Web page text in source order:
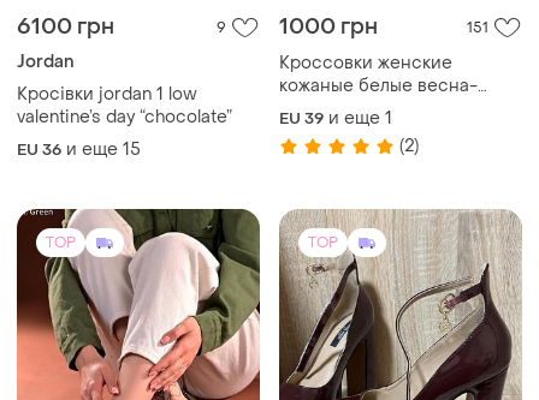
6100 грн 9
Jordan
Кросівки jordan 1 low
valentine’s day “chocolate”
EU 36 и еще 15
1000 грн 151
Кроссовки женские
кожаные белые весна-
осень mengfuna
EU 39 и еще 1
(2)
TOP TOP